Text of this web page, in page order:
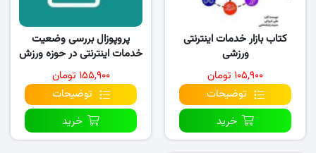
کتاب بازار خدمات اینترنتی
ورزشی
۱۰۵,۹۰۰ تومان
توضیحات
خرید
پروپوزال بررسی وضعیت
خدمات اینترنتی در حوزه ورزش
از دیدگاه
۱۵۵,۹۰۰ تومان
توضیحات
خرید